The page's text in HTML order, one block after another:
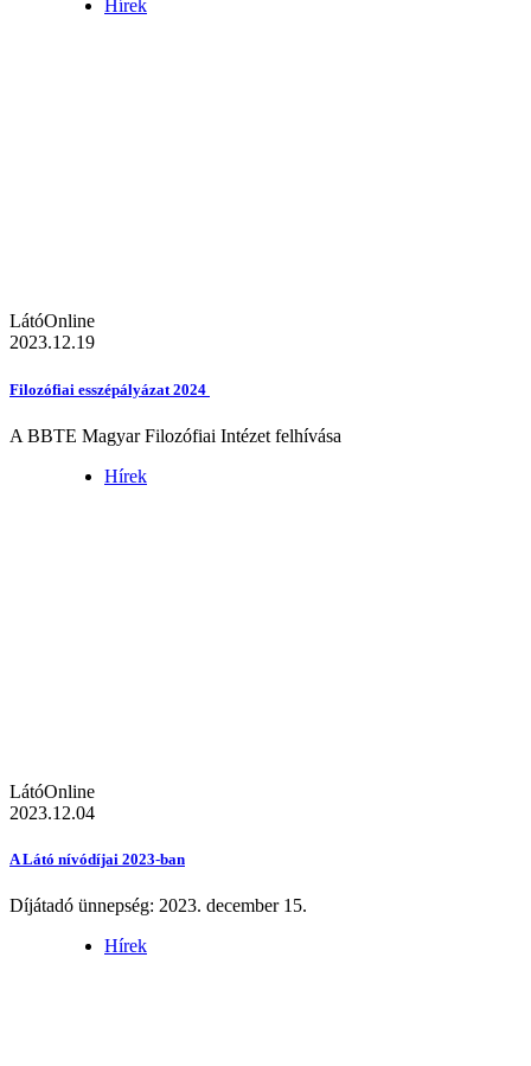
Hírek
LátóOnline
2023.12.19
Filozófiai esszépályázat 2024
A BBTE Magyar Filozófiai Intézet felhívása
Hírek
LátóOnline
2023.12.04
A Látó nívódíjai 2023-ban
Díjátadó ünnepség: 2023. december 15.
Hírek